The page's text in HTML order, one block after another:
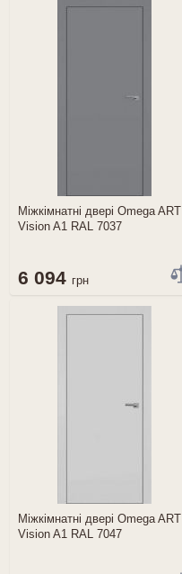
Міжкімнатні двері Omega ART
Vision A1 RAL 7037
6 094 грн
Міжкімнатні двері Omega ART
Vision A1 RAL 7047